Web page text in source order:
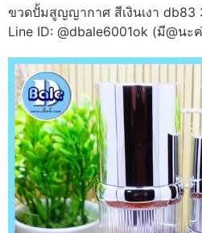
ขวดปั้มสูญญากาศ สีเงินเงา
Line ID: @dbale6001ok (มี@นะ